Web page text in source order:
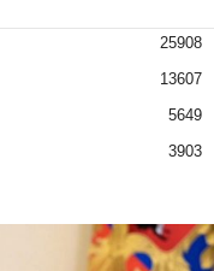
25908
13607
5649
3903